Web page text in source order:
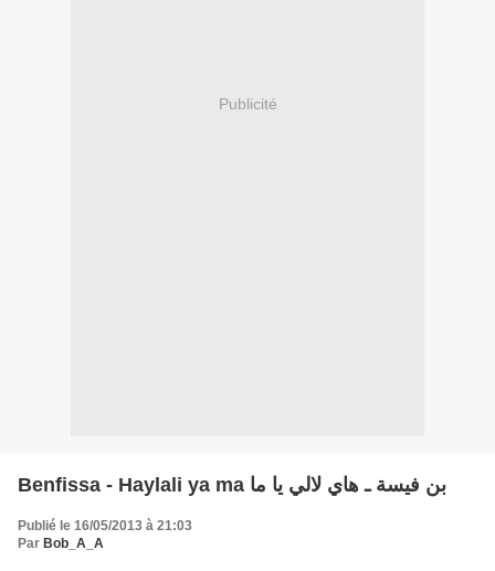
Publicité
Benfissa - Haylali ya ma بن فيسة ـ هاي لالي يا ما
Publié le 16/05/2013 à 21:03
Par Bob_A_A